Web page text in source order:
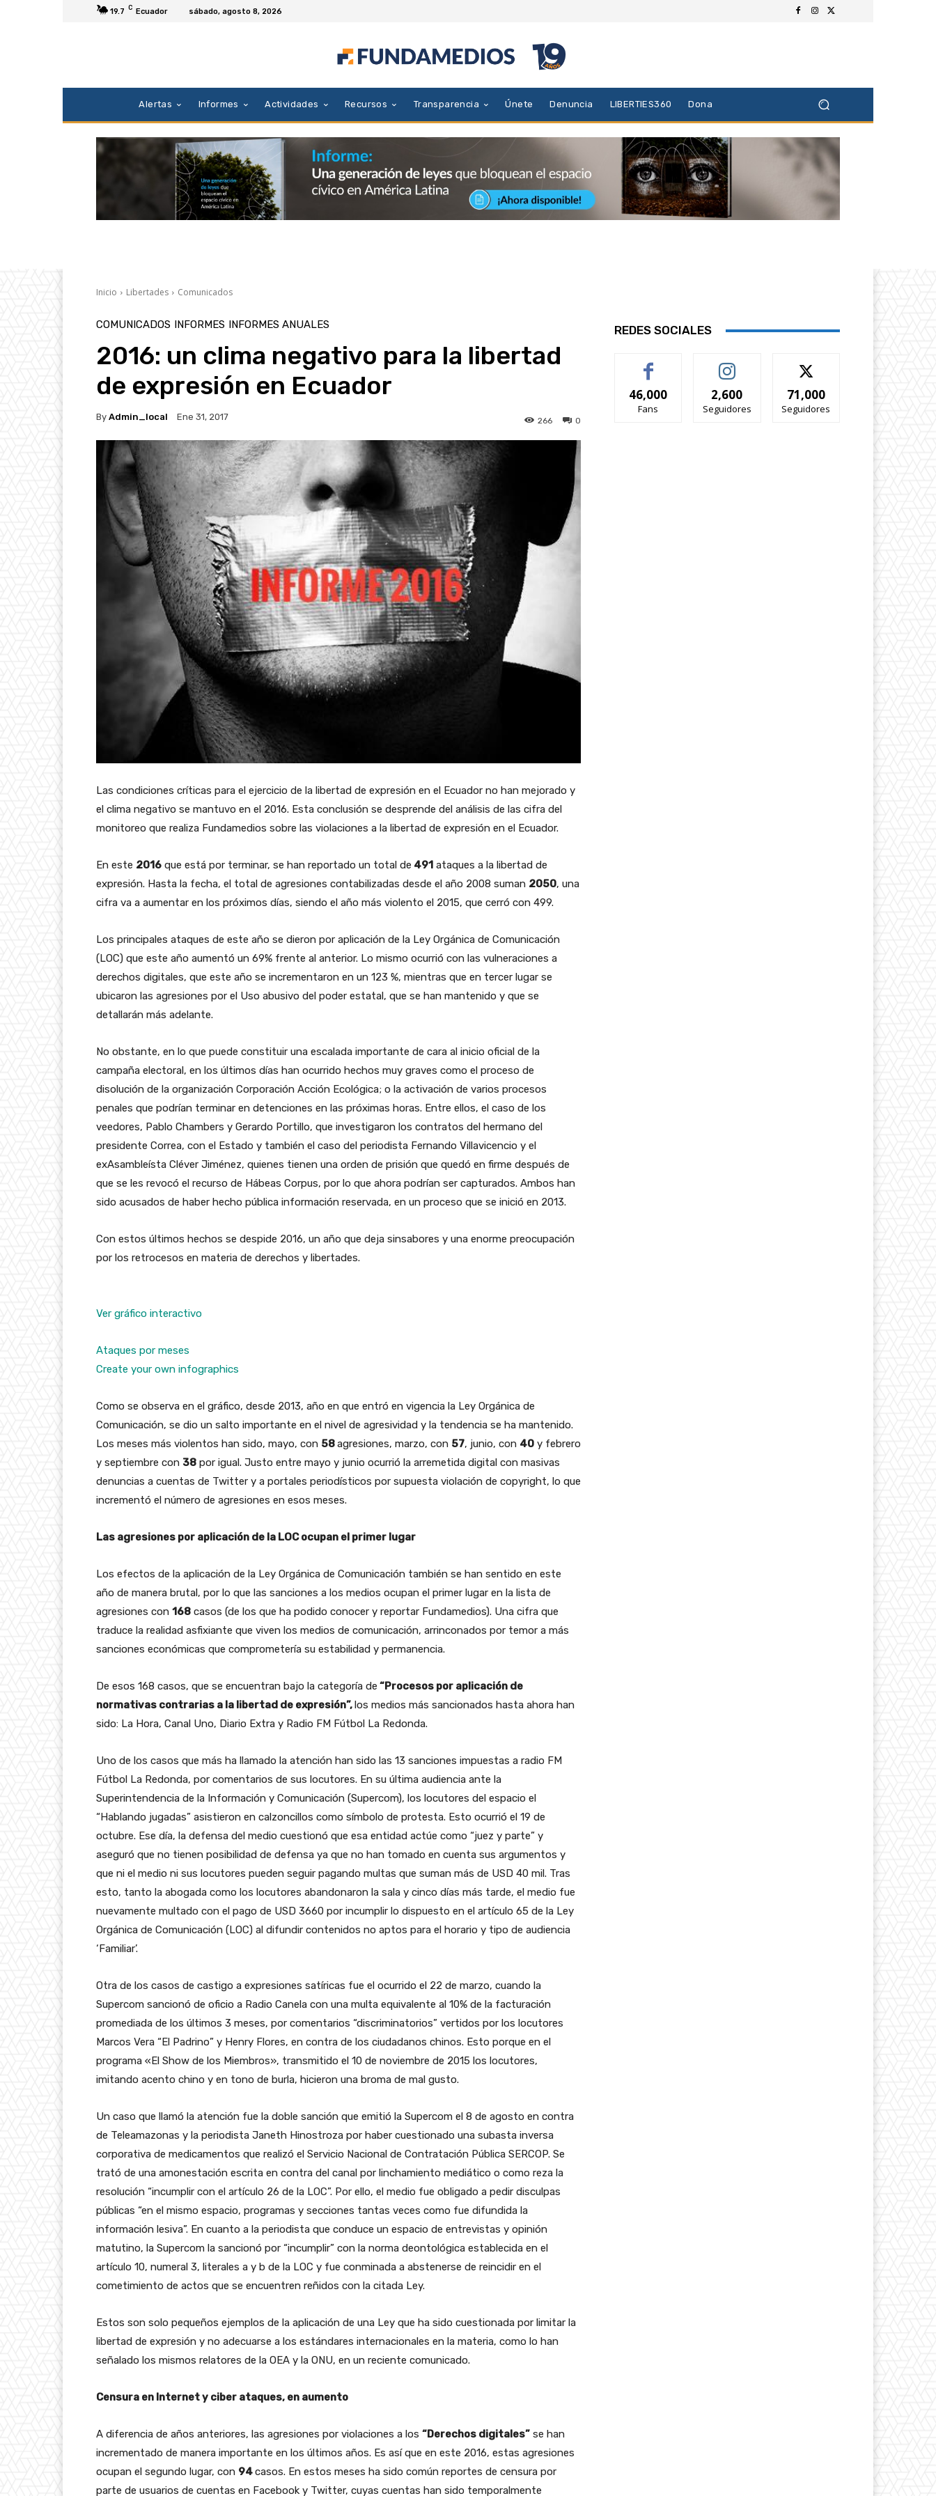
19.7 C Ecuador sábado, agosto 8, 2026
Alertas Informes Actividades Recursos Transparencia Únete Denuncia LIBERTIES360 Dona
Inicio Libertades Comunicados
COMUNICADOS INFORMES INFORMES ANUALES
2016: un clima negativo para la libertad
de expresión en Ecuador
By Admin_local Ene 31, 2017 0
266
Las condiciones críticas para el ejercicio de la libertad de expresión en el Ecuador no han mejorado y
el clima negativo se mantuvo en el 2016. Esta conclusión se desprende del análisis de las cifra del
monitoreo que realiza Fundamedios sobre las violaciones a la libertad de expresión en el Ecuador.
En este 2016 que está por terminar, se han reportado un total de 491 ataques a la libertad de
expresión. Hasta la fecha, el total de agresiones contabilizadas desde el año 2008 suman 2050, una
cifra va a aumentar en los próximos días, siendo el año más violento el 2015, que cerró con 499.
Los principales ataques de este año se dieron por aplicación de la Ley Orgánica de Comunicación
(LOC) que este año aumentó un 69% frente al anterior. Lo mismo ocurrió con las vulneraciones a
derechos digitales, que este año se incrementaron en un 123 %, mientras que en tercer lugar se
ubicaron las agresiones por el Uso abusivo del poder estatal, que se han mantenido y que se
detallarán más adelante.
No obstante, en lo que puede constituir una escalada importante de cara al inicio oficial de la
campaña electoral, en los últimos días han ocurrido hechos muy graves como el proceso de
disolución de la organización Corporación Acción Ecológica; o la activación de varios procesos
penales que podrían terminar en detenciones en las próximas horas. Entre ellos, el caso de los
veedores, Pablo Chambers y Gerardo Portillo, que investigaron los contratos del hermano del
presidente Correa, con el Estado y también el caso del periodista Fernando Villavicencio y el
exAsambleísta Cléver Jiménez, quienes tienen una orden de prisión que quedó en firme después de
que se les revocó el recurso de Hábeas Corpus, por lo que ahora podrían ser capturados. Ambos han
sido acusados de haber hecho pública información reservada, en un proceso que se inició en 2013.
Con estos últimos hechos se despide 2016, un año que deja sinsabores y una enorme preocupación
por los retrocesos en materia de derechos y libertades.
Ver gráfico interactivo
Ataques por meses
Create your own infographics
Como se observa en el gráfico, desde 2013, año en que entró en vigencia la Ley Orgánica de
Comunicación, se dio un salto importante en el nivel de agresividad y la tendencia se ha mantenido.
Los meses más violentos han sido, mayo, con 58agresiones, marzo, con 57, junio, con 40 y febrero
y septiembre con 38 por igual. Justo entre mayo y junio ocurrió la arremetida digital con masivas
denuncias a cuentas de Twitter y a portales periodísticos por supuesta violación de copyright, lo que
incrementó el número de agresiones en esos meses.
Las agresiones por aplicación de la LOC ocupan el primer lugar
Los efectos de la aplicación de la Ley Orgánica de Comunicación también se han sentido en este
año de manera brutal, por lo que las sanciones a los medios ocupan el primer lugar en la lista de
agresiones con 168 casos (de los que ha podido conocer y reportar Fundamedios). Una cifra que
traduce la realidad asfixiante que viven los medios de comunicación, arrinconados por temor a más
sanciones económicas que comprometería su estabilidad y permanencia.
De esos 168 casos, que se encuentran bajo la categoría de “Procesos por aplicación de
normativas contrarias a la libertad de expresión”,los medios más sancionados hasta ahora han
sido: La Hora, Canal Uno, Diario Extra y Radio FM Fútbol La Redonda.
Uno de los casos que más ha llamado la atención han sido las 13 sanciones impuestas a radio FM
Fútbol La Redonda, por comentarios de sus locutores. En su última audiencia ante la
Superintendencia de la Información y Comunicación (Supercom), los locutores del espacio el
“Hablando jugadas” asistieron en calzoncillos como símbolo de protesta. Esto ocurrió el 19 de
octubre. Ese día, la defensa del medio cuestionó que esa entidad actúe como “juez y parte” y
aseguró que no tienen posibilidad de defensa ya que no han tomado en cuenta sus argumentos y
que ni el medio ni sus locutores pueden seguir pagando multas que suman más de USD 40 mil. Tras
esto, tanto la abogada como los locutores abandonaron la sala y cinco días más tarde, el medio fue
nuevamente multado con el pago de USD 3660 por incumplir lo dispuesto en el artículo 65 de la Ley
Orgánica de Comunicación (LOC) al difundir contenidos no aptos para el horario y tipo de audiencia
‘Familiar’.
Otra de los casos de castigo a expresiones satíricas fue el ocurrido el 22 de marzo, cuando la
Supercom sancionó de oficio a Radio Canela con una multa equivalente al 10% de la facturación
promediada de los últimos 3 meses, por comentarios “discriminatorios” vertidos por los locutores
Marcos Vera “El Padrino” y Henry Flores, en contra de los ciudadanos chinos. Esto porque en el
programa «El Show de los Miembros», transmitido el 10 de noviembre de 2015 los locutores,
imitando acento chino y en tono de burla, hicieron una broma de mal gusto.
Un caso que llamó la atención fue la doble sanción que emitió la Supercom el 8 de agosto en contra
de Teleamazonas y la periodista Janeth Hinostroza por haber cuestionado una subasta inversa
corporativa de medicamentos que realizó el Servicio Nacional de Contratación Pública SERCOP. Se
trató de una amonestación escrita en contra del canal por linchamiento mediático o como reza la
resolución “incumplir con el artículo 26 de la LOC”. Por ello, el medio fue obligado a pedir disculpas
públicas “en el mismo espacio, programas y secciones tantas veces como fue difundida la
información lesiva”. En cuanto a la periodista que conduce un espacio de entrevistas y opinión
matutino, la Supercom la sancionó por “incumplir” con la norma deontológica establecida en el
artículo 10, numeral 3, literales a y b de la LOC y fue conminada a abstenerse de reincidir en el
cometimiento de actos que se encuentren reñidos con la citada Ley.
Estos son solo pequeños ejemplos de la aplicación de una Ley que ha sido cuestionada por limitar la
libertad de expresión y no adecuarse a los estándares internacionales en la materia, como lo han
señalado los mismos relatores de la OEA y la ONU, en un reciente comunicado.
Censura en Internet y ciber ataques, en aumento
A diferencia de años anteriores, las agresiones por violaciones a los “Derechos digitales” se han
incrementado de manera importante en los últimos años. Es así que en este 2016, estas agresiones
ocupan el segundo lugar, con 94casos. En estos meses ha sido común reportes de censura por
parte de usuarios de cuentas en Facebook y Twitter, cuyas cuentas han sido temporalmente
REDES SOCIALES
46,000
Fans
2,600
Seguidores
71,000
Seguidores